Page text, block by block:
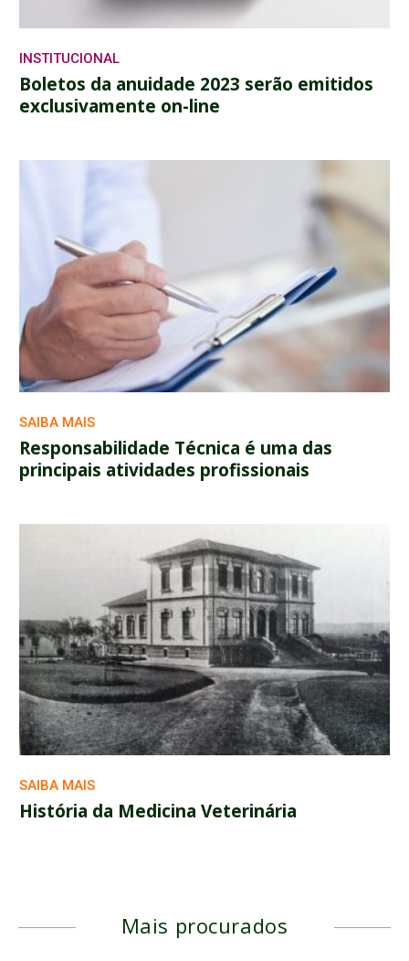
INSTITUCIONAL
Boletos da anuidade 2023 serão emitidos
exclusivamente on-line
SAIBA MAIS
Responsabilidade Técnica é uma das
principais atividades profissionais
SAIBA MAIS
História da Medicina Veterinária
Mais procurados